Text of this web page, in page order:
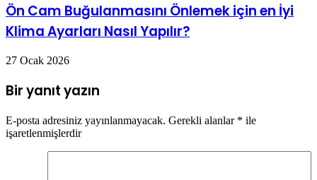
Ön Cam Buğulanmasını Önlemek için en İyi
Klima Ayarları Nasıl Yapılır?
27 Ocak 2026
Bir yanıt yazın
E-posta adresiniz yayınlanmayacak. Gerekli alanlar * ile
işaretlenmişlerdir